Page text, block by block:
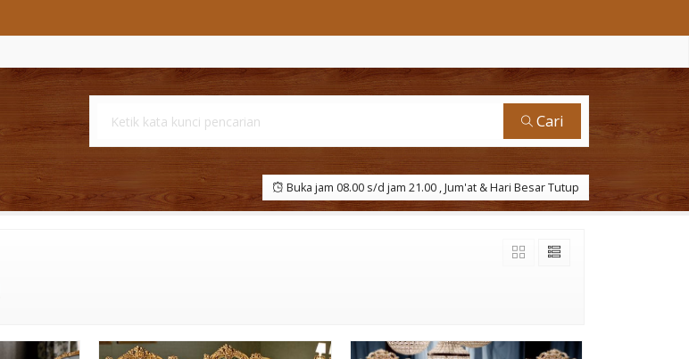
Cari
Buka jam 08.00 s/d jam 21.00 , Jum'at & Hari Besar Tutup